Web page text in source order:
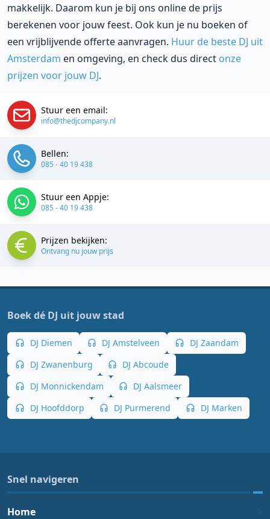
makkelijk. Daarom kun je bij ons online de prijs
berekenen voor jouw feest. Ook kun je nu boeken of
een vrijblijvende offerte aanvragen. Huur de beste DJ uit
Amsterdam en omgeving, en check dus direct onze
prijzen voor jouw DJ.
Stuur een email:
info@thedjcompany.nl
Bellen:
085 - 40 19 438
Stuur een Appje:
085 - 40 19 438
Prijzen bekijken:
Ontvang nu jouw prijs
Boek dé DJ uit jouw stad
DJ Diemen DJ Amstelveen
DJ Zaandam
DJ Zwanenburg
DJ Abcoude
DJ Monnickendam
DJ Aalsmeer
DJ Hoofddorp
DJ Purmerend DJ Marken
Snel navigeren
Home